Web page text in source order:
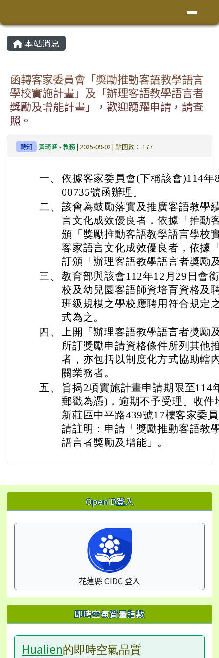
主內容區域
本站消息
函轉客家委員會「獎勵推動客語教學語言
學校實施計畫」及「辦理客語教學語言者
獎勵及增能計畫」，歡迎踴躍申請，請查
照。
轉知 黃琦涵 -教務| 2025-09-02 | 點閱數： 177
一、 依據客家委員會(下稱該會)114年
00735號函辦理。
二、 該會為鼓勵落實及推廣客語教學
言文化成效優良者，依據「推動
頒「獎勵推動客語教學語言學校
客家語言文化成效優良者，依據
訂頒「辦理客語教學語言者獎勵
三、 教育部與該會112年12月29日會
校及幼兒園客語師資培育資格及
班級規模之學校應聘用符合規定
式為之。
四、 上開「辦理客語教學語言者獎勵
所訂獎勵申請資格條件所列其他
者，亦包括以制度化方式協助轄
關業務者。
五、
旨揭2項實施計畫申請期限至114
郵戳為憑)，逾期不予受理。收件
新莊區中平路439號17樓客家委
請註明：申請「獎勵推動客語教
語言者獎勵及增能」。
左邊區域內容 OpenID登入
花蓮縣 OIDC 登入
即時空氣質量指數
Hualien的即時空氣品質
頁尾區域